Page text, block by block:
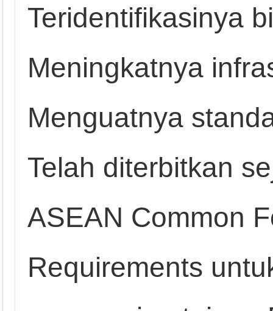
Teridentifikasinya
Meningkatnya
Menguatnya
Telah diterbitkan
ASEAN Common
Requirements